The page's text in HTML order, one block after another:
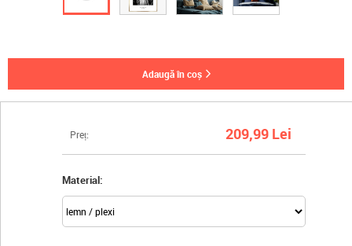
Preț: 209,99 Lei
Material:
adaugă în coș